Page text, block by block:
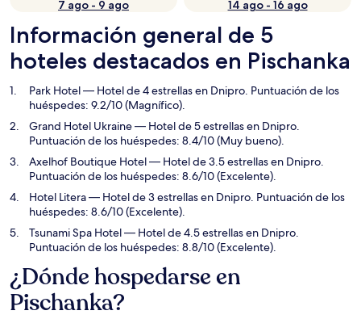
7 ago - 9 ago
14 ago - 16 ago
Información general de 5
hoteles destacados en Pischanka
Park Hotel— Hotel de 4 estrellas en Dnipro. Puntuación de los
huéspedes: 9.2/10 (Magnífico).
Grand Hotel Ukraine— Hotel de 5 estrellas en Dnipro.
Puntuación de los huéspedes: 8.4/10 (Muy bueno).
Axelhof Boutique Hotel— Hotel de 3.5 estrellas en Dnipro.
Puntuación de los huéspedes: 8.6/10 (Excelente).
Hotel Litera— Hotel de 3 estrellas en Dnipro. Puntuación de los
huéspedes: 8.6/10 (Excelente).
Tsunami Spa Hotel— Hotel de 4.5 estrellas en Dnipro.
Puntuación de los huéspedes: 8.8/10 (Excelente).
¿Dónde hospedarse en
Pischanka?